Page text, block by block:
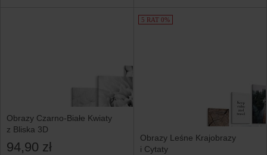
Obrazy Czarno-Białe Kwiaty
z Bliska 3D
94,90 zł
5 RAT 0%
Obrazy Leśne Krajobrazy
i Cytaty